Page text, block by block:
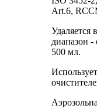
Art.6,
Удаляется
диапазон -
500 мл.